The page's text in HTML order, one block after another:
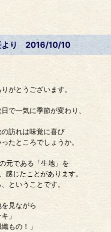
り 2016/10/10
がとうございます。
で一気に季節が変わり、
訪れは味覚に喜び
たところでしょうか。
元である「生地」を
感じたことがあります。
ということです。
見ながら
」
もの！」